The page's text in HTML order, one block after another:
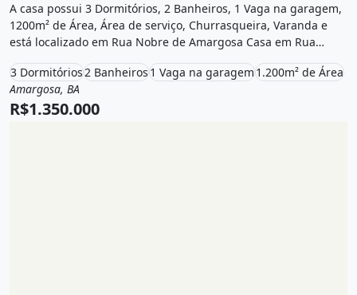
A casa possui 3 Dormitórios, 2 Banheiros, 1 Vaga na garagem,
1200m² de Área, Área de serviço, Churrasqueira, Varanda e
está localizado em Rua Nobre de Amargosa Casa em Rua
3 Dormitórios2 Banheiros1 Vaga na garagem1.200m² de Área
Venda
Casa
Amargosa, BA
R$1.350.000